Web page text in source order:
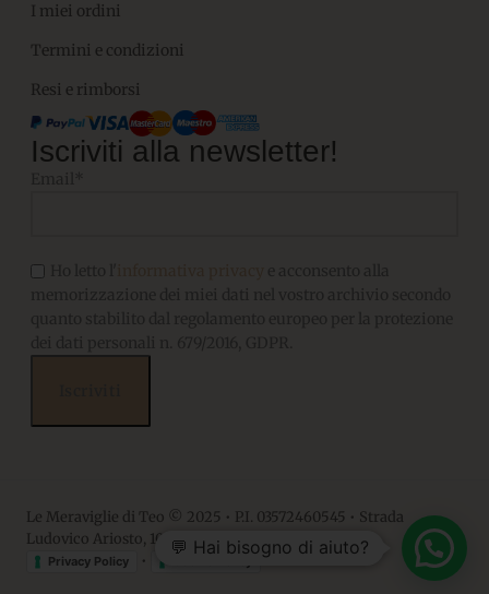
I miei ordini
Termini e condizioni
Resi e rimborsi
Iscriviti alla newsletter!
Le Meraviglie di Teo © 2025 • P.I. 03572460545 • Strada
Ludovico Ariosto, 10 • 06063, Magione PG
Privacy Policy •
💬 Hai bisogno di aiuto?